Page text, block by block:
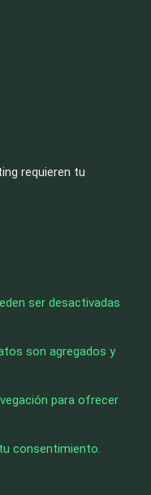
requieren tu
ser desactivadas
son agregados y
para ofrecer
consentimiento.